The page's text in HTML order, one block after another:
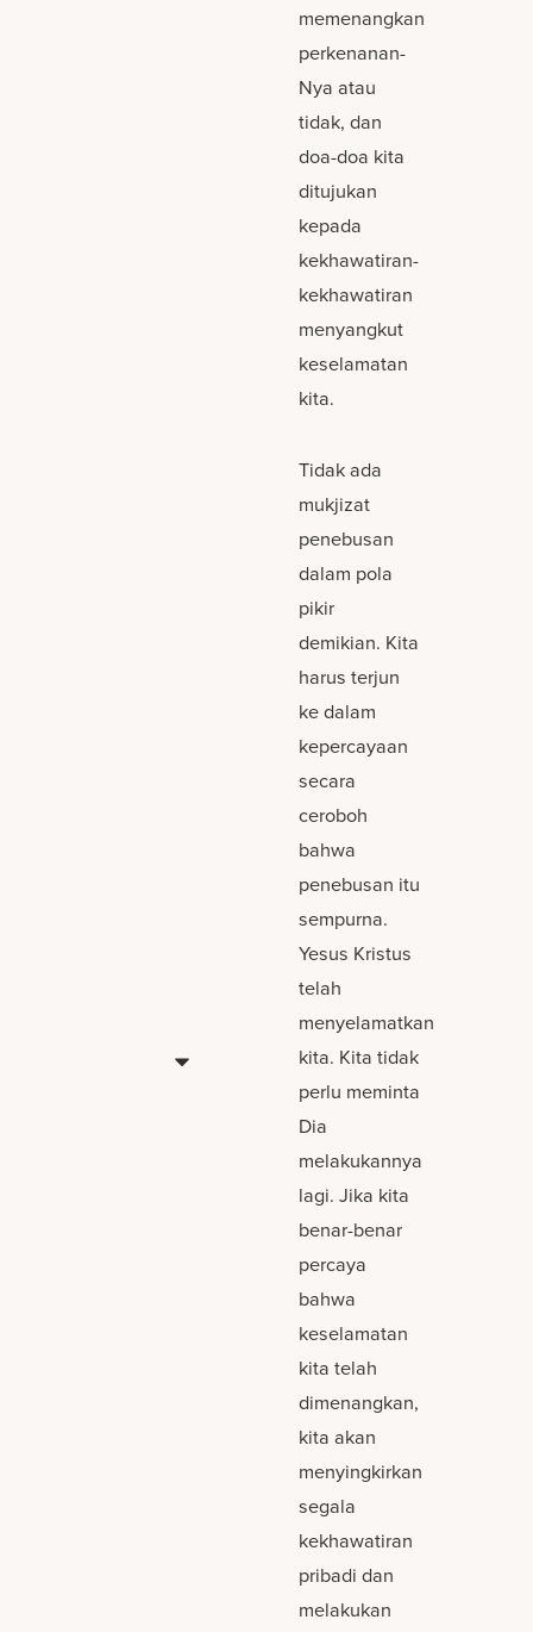
memenangkan
perkenanan-
Nya atau
tidak, dan
doa-doa kita
ditujukan
kepada
kekhawatiran-
kekhawatiran
menyangkut
keselamatan
kita.
Tidak ada
mukjizat
penebusan
dalam pola
pikir
demikian. Kita
harus terjun
ke dalam
kepercayaan
secara
ceroboh
bahwa
penebusan itu
sempurna.
Yesus Kristus
telah
menyelamatkan
kita. Kita tidak
perlu meminta
Dia
melakukannya
lagi. Jika kita
benar-benar
percaya
bahwa
keselamatan
kita telah
dimenangkan,
kita akan
menyingkirkan
segala
kekhawatiran
pribadi dan
melakukan